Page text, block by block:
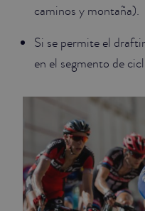
caminos y montaña).
Si se permite el
en el segmento de